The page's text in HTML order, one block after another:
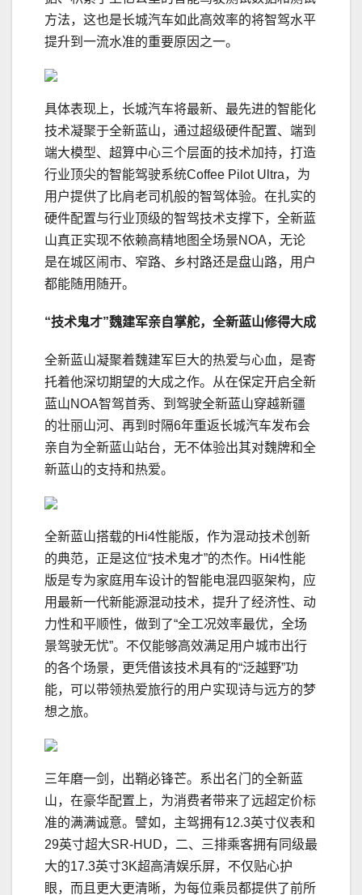
方法，这也是长城汽车如此高效率的将智驾水平
提升到一流水准的重要原因之一。
具体表现上，长城汽车将最新、最先进的智能化
技术凝聚于全新蓝山，通过超级硬件配置、端到
端大模型、超算中心三个层面的技术加持，打造
行业顶尖的智能驾驶系统Coffee Pilot Ultra，为
用户提供了比肩老司机般的智驾体验。在扎实的
硬件配置与行业顶级的智驾技术支撑下，全新蓝
山真正实现不依赖高精地图全场景NOA，无论
是在城区闹市、窄路、乡村路还是盘山路，用户
都能随用随开。
“技术鬼才”魏建军亲自掌舵， 全新蓝山修得大成
全新蓝山凝聚着魏建军巨大的热爱与心血，是寄
托着他深切期望的大成之作。从在保定开启全新
蓝山NOA智驾首秀、到驾驶全新蓝山穿越新疆
的壮丽山河、再到时隔6年重返长城汽车发布会
亲自为全新蓝山站台，无不体验出其对魏牌和全
新蓝山的支持和热爱。
全新蓝山搭载的Hi4性能版，作为混动技术创新
的典范，正是这位“技术鬼才”的杰作。Hi4性能
版是专为家庭用车设计的智能电混四驱架构，应
用最新一代新能源混动技术，提升了经济性、动
力性和平顺性，做到了“全工况效率最优，全场
景驾驶无忧”。不仅能够高效满足用户城市出行
的各个场景，更凭借该技术具有的“泛越野”功
能，可以带领热爱旅行的用户实现诗与远方的梦
想之旅。
三年磨一剑，出鞘必锋芒。系出名门的全新蓝
山，在豪华配置上，为消费者带来了远超定价标
准的满满诚意。譬如，主驾拥有12.3英寸仪表和
29英寸超大SR-HUD，二、三排乘客拥有同级最
大的17.3英寸3K超高清娱乐屏，不仅贴心护
眼，而且更大更清晰，为每位乘员都提供了前所